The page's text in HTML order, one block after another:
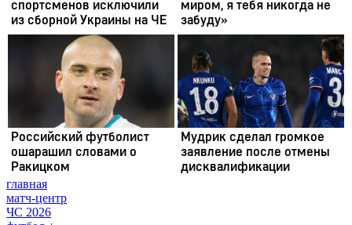
главная
матч-центр
ЧС 2026